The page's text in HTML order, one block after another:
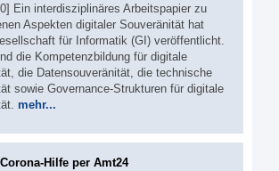
Ein interdisziplinäres Arbeitspapier zu
Aspekten digitaler Souveränität hat
für Informatik (GI) veröffentlicht.
die Kompetenzbildung für digitale
die Datensouveränität, die technische
sowie Governance-Strukturen für digitale
mehr...
Hilfe per Amt24